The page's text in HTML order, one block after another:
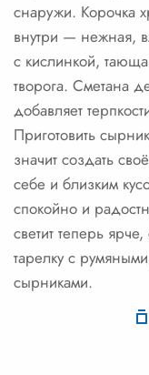
снаружи. Корочка
внутри — нежная,
с кислинкой,
творога. Сметана
добавляет
Приготовить
значит создать
себе и близким
спокойно и
светит теперь
тарелку с
сырниками.